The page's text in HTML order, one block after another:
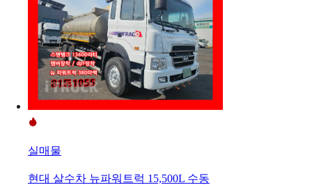
실매물
현대 살수차 뉴파워트럭 15,500L 수동